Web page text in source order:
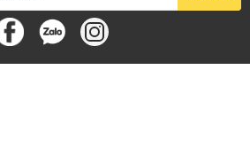
100 Lux